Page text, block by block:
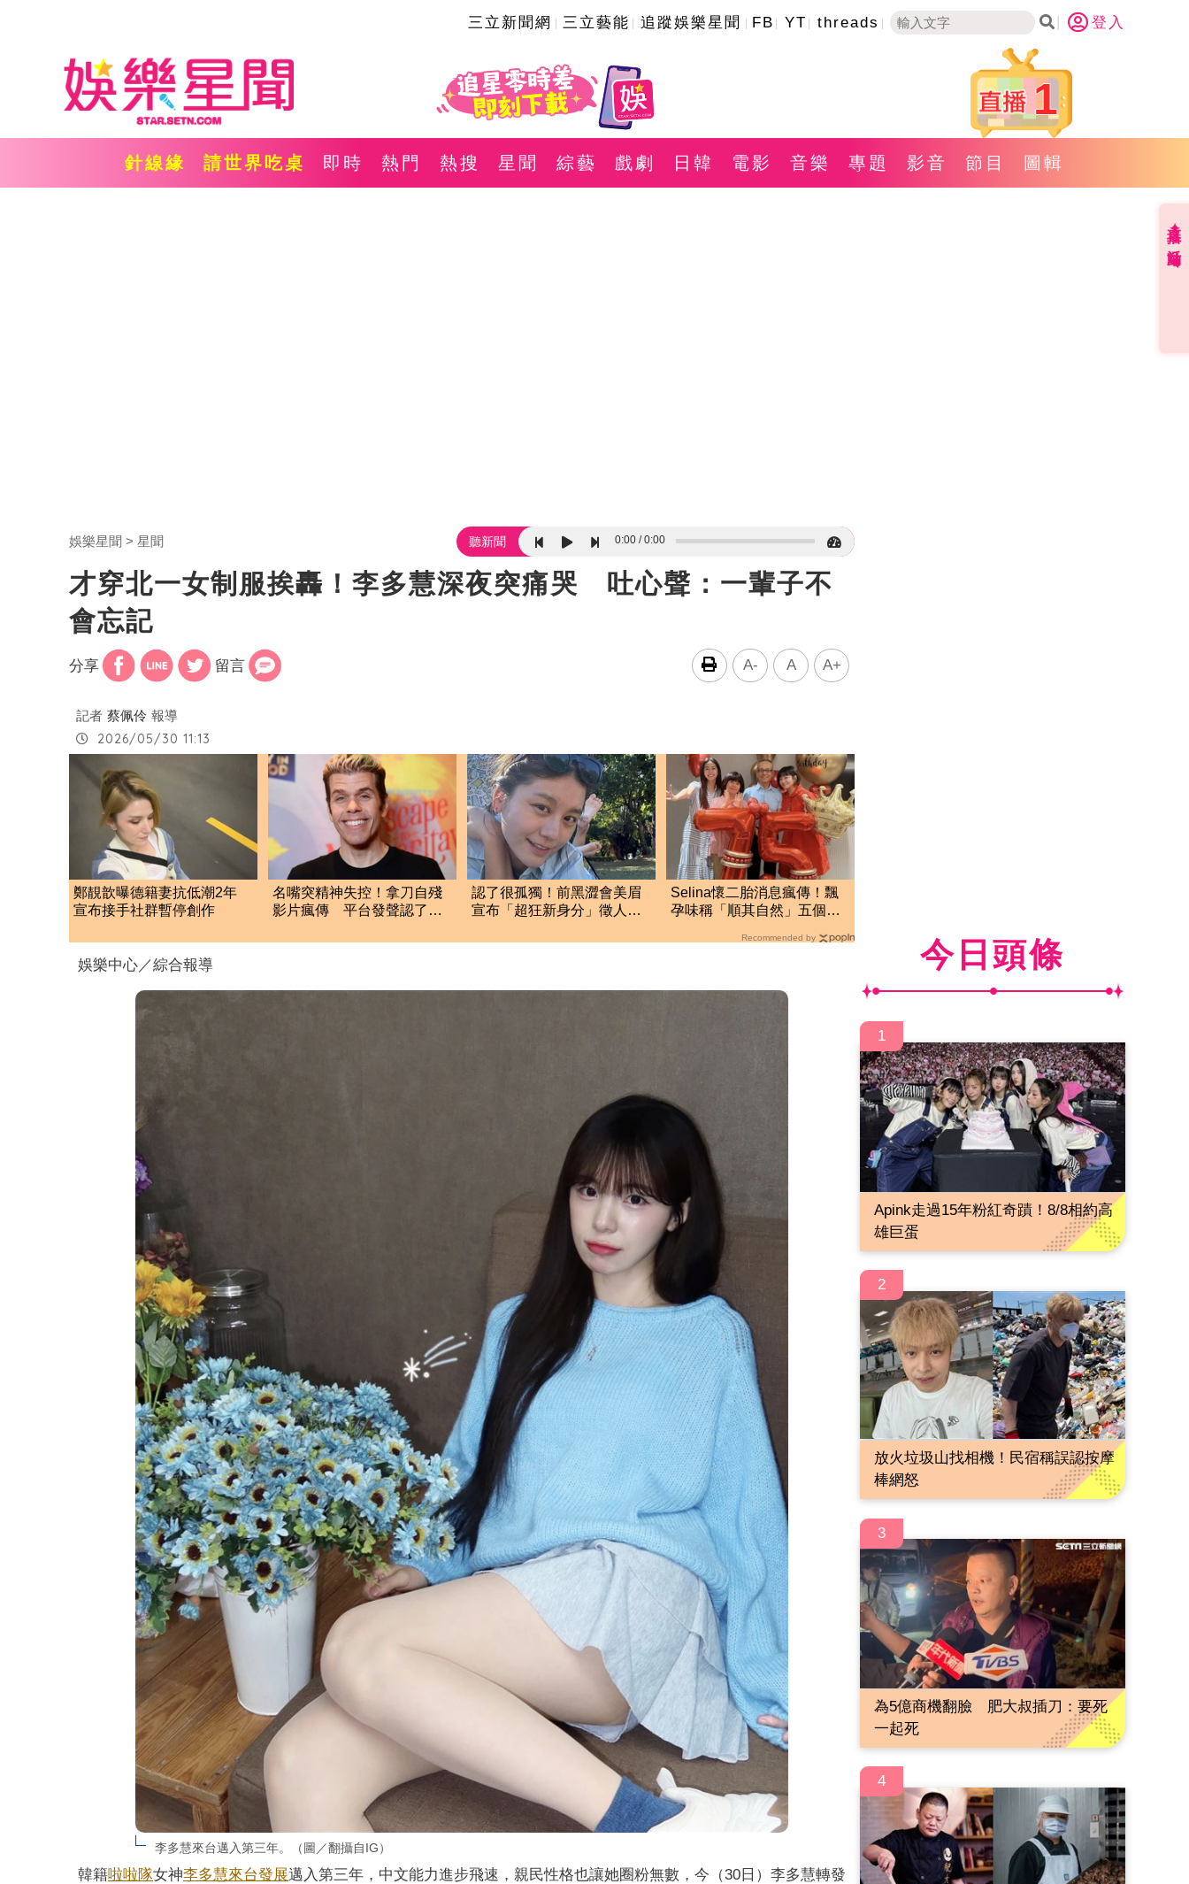
三立新聞網 三立藝能 追蹤娛樂星聞 FB YT threads 登入
1
針線緣 請世界吃桌 即時 熱門 熱搜 星聞 綜藝 戲劇 日韓 電影 音樂 專題 影音 節目 圖輯
娛樂星聞 星聞 聽新聞 0:00 0:00
才穿北一女制服挨轟！李多慧深夜突痛哭 吐心聲：一輩子不
會忘記
分享 留言 A- A A+
記者 蔡佩伶 報導
2026/05/30 11:13
鄭靚歆曝德籍妻抗低潮2年
宣布接手社群暫停創作
名嘴突精神失控！拿刀自殘
影片瘋傳 平台發聲認了：
認了很孤獨！前黑澀會美眉
宣布「超狂新身分」徵人
Selina懷二胎消息瘋傳！飄
孕味稱「順其自然」五個月
Recommended by
娛樂中心／綜合報導
李多慧來台邁入第三年。（圖／翻攝自IG）
韓籍啦啦隊女神李多慧來台發展邁入第三年，中文能力進步飛速，親民性格也讓她圈粉無數，今（30日）李多慧轉發
今日頭條
1
Apink走過15年粉紅奇蹟！8/8相約高
雄巨蛋
2
放火垃圾山找相機！民宿稱誤認按摩
棒網怒
3
為5億商機翻臉 肥大叔插刀：要死
一起死
4
直播✦活動